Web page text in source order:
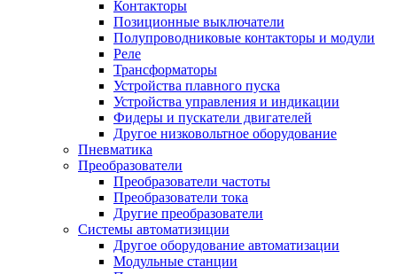
Контакторы
Позиционные выключатели
Полупроводниковые контакторы и модули
Реле
Трансформаторы
Устройства плавного пуска
Устройства управления и индикации
Фидеры и пускатели двигателей
Другое низковольтное оборудование
Пневматика
Преобразователи
Преобразователи частоты
Преобразователи тока
Другие преобразователи
Системы автоматизиции
Другое оборудование автоматизации
Модульные станции